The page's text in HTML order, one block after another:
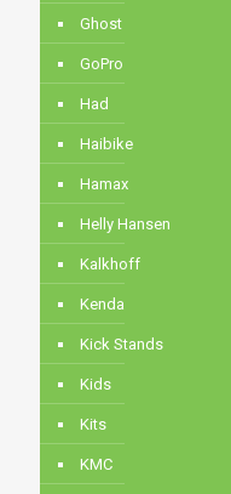
Ghost
GoPro
Had
Haibike
Hamax
Helly Hansen
Kalkhoff
Kenda
Kick Stands
Kids
Kits
KMC